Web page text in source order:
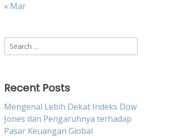
« Mar
Search
for:
Recent Posts
Mengenal Lebih Dekat Indeks Dow
Jones dan Pengaruhnya terhadap
Pasar Keuangan Global